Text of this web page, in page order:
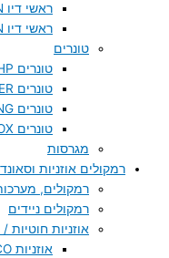
ראשי דיו CANON
ראשי דיו EPSON
טונרים
טונרים HP
טונרים BROTHER
טונרים SAMSUNG
טונרים XEROX
מגרסות
רמקולים אוזניות וסאונד
רמקולים,
רמקולים ניידים
אוזניות חוטיות
אוזניות HOCO